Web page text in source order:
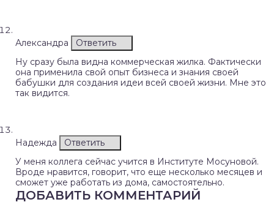
Александра
Ответить
Ну сразу была видна коммерческая жилка. Фактически
она применила свой опыт бизнеса и знания своей
бабушки для создания идеи всей своей жизни. Мне это
так видится.
Надежда
Ответить
У меня коллега сейчас учится в Институте Мосуновой.
Вроде нравится, говорит, что еще несколько месяцев и
сможет уже работать из дома, самостоятельно.
ДОБАВИТЬ КОММЕНТАРИЙ